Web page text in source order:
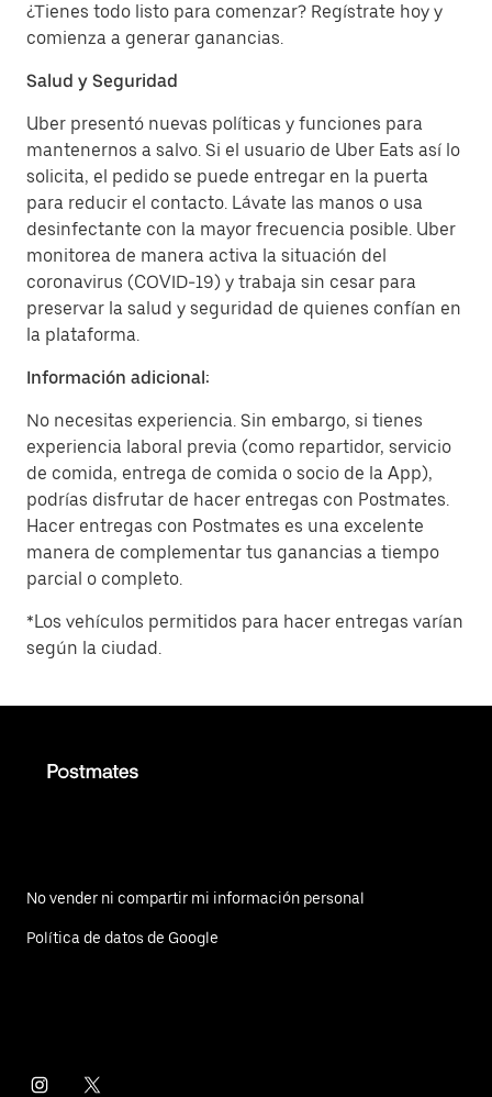
¿Tienes todo listo para comenzar? Regístrate hoy y
comienza a generar ganancias.
Salud y Seguridad
Uber presentó nuevas políticas y funciones para
mantenernos a salvo. Si el usuario de Uber Eats así lo
solicita, el pedido se puede entregar en la puerta
para reducir el contacto. Lávate las manos o usa
desinfectante con la mayor frecuencia posible. Uber
monitorea de manera activa la situación del
coronavirus (COVID-19) y trabaja sin cesar para
preservar la salud y seguridad de quienes confían en
la plataforma.
Información adicional:
No necesitas experiencia. Sin embargo, si tienes
experiencia laboral previa (como repartidor, servicio
de comida, entrega de comida o socio de la App),
podrías disfrutar de hacer entregas con Postmates.
Hacer entregas con Postmates es una excelente
manera de complementar tus ganancias a tiempo
parcial o completo.
*Los vehículos permitidos para hacer entregas varían
según la ciudad.
No vender ni compartir mi información personal
Política de datos de Google